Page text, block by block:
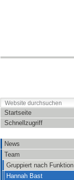
Startseite
Schnellzugriff
News
Team
Gruppiert nach Funktion
Hannah Bast